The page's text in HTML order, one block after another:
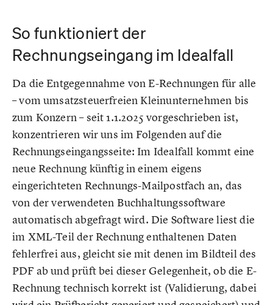
So funktioniert der
Rechnungseingang im Idealfall
Da die Entgegennahme von E-Rechnungen für alle
– vom umsatzsteuerfreien Kleinunternehmen bis
zum Konzern – seit 1.1.2025 vorgeschrieben ist,
konzentrieren wir uns im Folgenden auf die
Rechnungseingangsseite: Im Idealfall kommt eine
neue Rechnung künftig in einem eigens
eingerichteten Rechnungs-Mailpostfach an, das
von der verwendeten Buchhaltungssoftware
automatisch abgefragt wird. Die Software liest die
im XML-Teil der Rechnung enthaltenen Daten
fehlerfrei aus, gleicht sie mit denen im Bildteil des
PDF ab und prüft bei dieser Gelegenheit, ob die E-
Rechnung technisch korrekt ist (Validierung, dabei